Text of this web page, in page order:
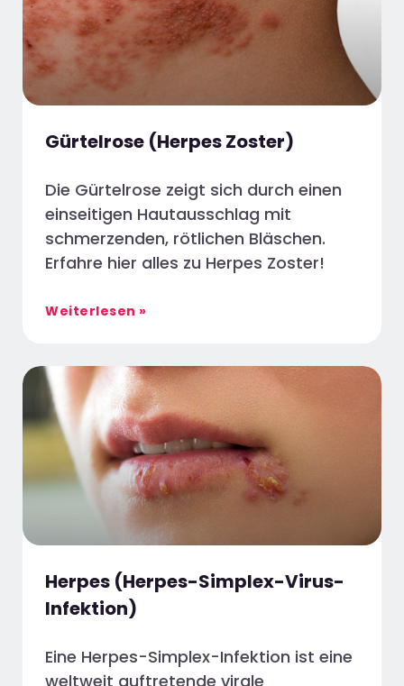
Gürtelrose (Herpes Zoster)
Die Gürtelrose zeigt sich durch einen
einseitigen Hautausschlag mit
schmerzenden, rötlichen Bläschen.
Erfahre hier alles zu Herpes Zoster!
Weiterlesen »
Herpes (Herpes-Simplex-Virus-
Infektion)
Eine Herpes-Simplex-Infektion ist eine
weltweit auftretende virale